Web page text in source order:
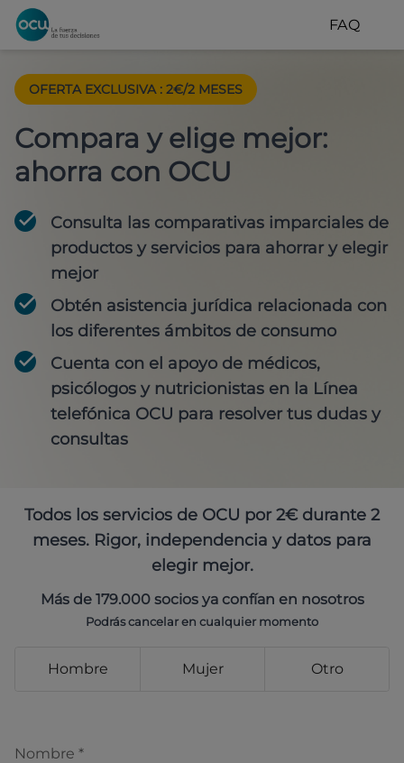
FAQ
OFERTA EXCLUSIVA : 2€/2 MESES
Compara y elige mejor:
ahorra con OCU
Consulta las comparativas imparciales de
productos y servicios para ahorrar y elegir
mejor
Obtén asistencia jurídica relacionada con
los diferentes ámbitos de consumo
Cuenta con el apoyo de médicos,
psicólogos y nutricionistas en la Línea
telefónica OCU para resolver tus dudas y
consultas
Todos los servicios de OCU por 2€ durante 2
meses. Rigor, independencia y datos para
elegir mejor.
Más de 179.000 socios ya confían en nosotros
Podrás cancelar en cualquier momento
Hombre Mujer Otro
Nombre *